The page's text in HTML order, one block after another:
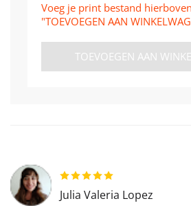
Voeg je print bestand
"TOEVOEGEN AAN
TOEVOEGEN AAN
Julia Valeria Lopez